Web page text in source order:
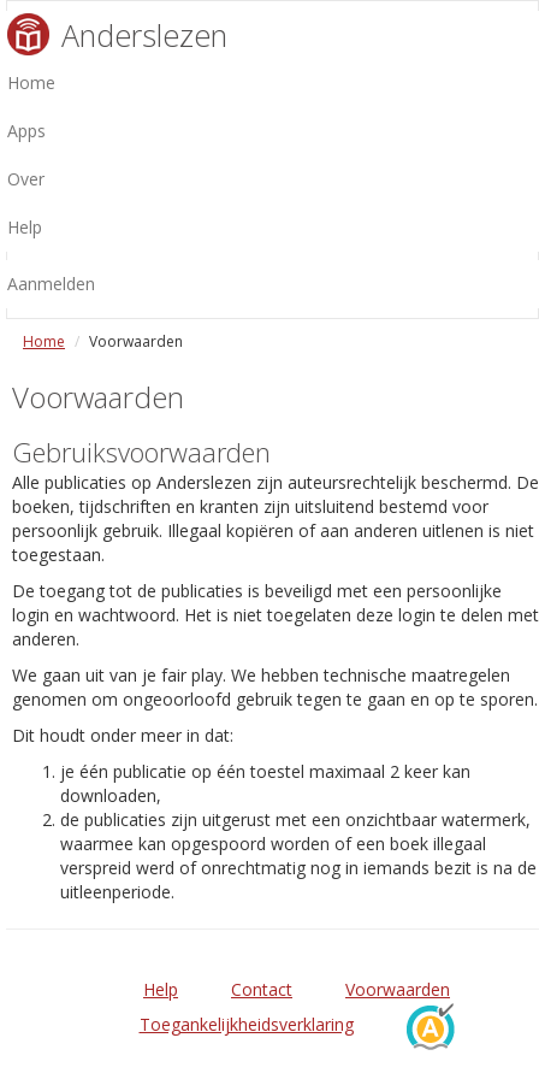
Anderslezen
Home
Apps
Over
Help
Aanmelden
Home Voorwaarden
Voorwaarden
Gebruiksvoorwaarden
Alle publicaties op Anderslezen zijn auteursrechtelijk beschermd. De
boeken, tijdschriften en kranten zijn uitsluitend bestemd voor
persoonlijk gebruik. Illegaal kopiëren of aan anderen uitlenen is niet
toegestaan.
De toegang tot de publicaties is beveiligd met een persoonlijke
login en wachtwoord. Het is niet toegelaten deze login te delen met
anderen.
We gaan uit van je fair play. We hebben technische maatregelen
genomen om ongeoorloofd gebruik tegen te gaan en op te sporen.
Dit houdt onder meer in dat:
je één publicatie op één toestel maximaal 2 keer kan
downloaden,
de publicaties zijn uitgerust met een onzichtbaar watermerk,
waarmee kan opgespoord worden of een boek illegaal
verspreid werd of onrechtmatig nog in iemands bezit is na de
uitleenperiode.
Help Contact
Voorwaarden
Toegankelijkheidsverklaring